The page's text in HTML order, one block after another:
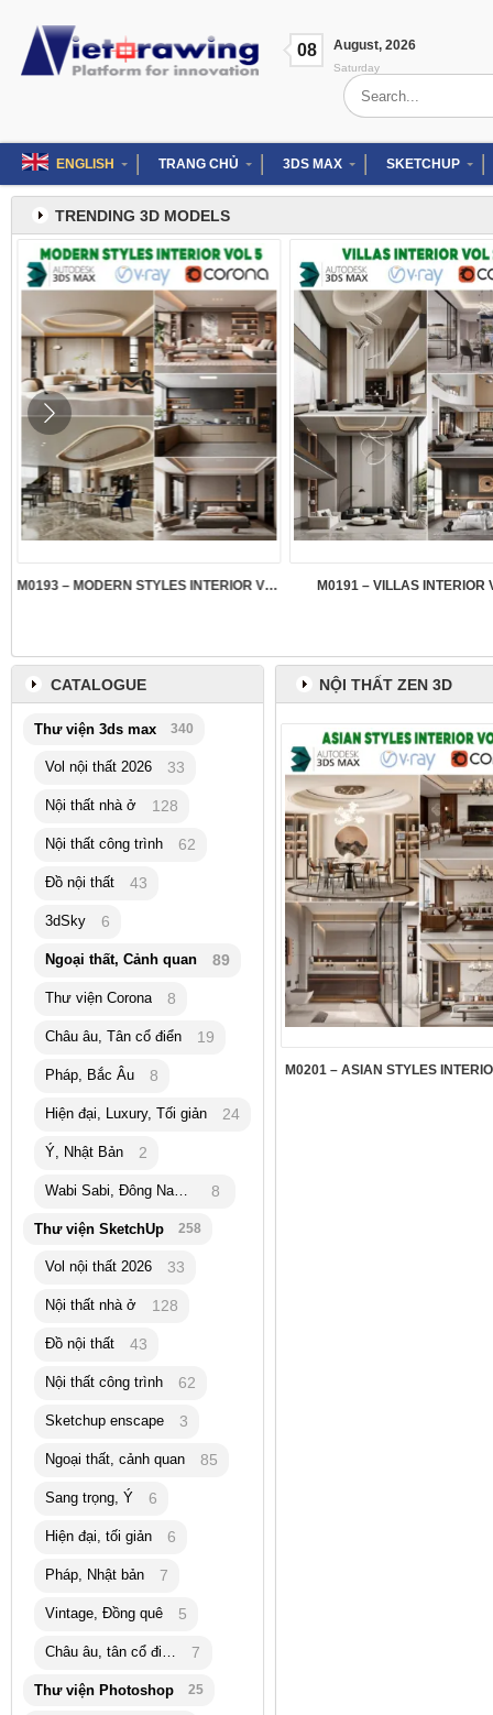
content
08 August, 2026
Saturday
Search
for:
ENGLISH TRANG CHỦ 3DS MAX SKETCHUP
TRENDING 3D MODELS
M0193 – MODERN STYLES INTERIOR VOL.5 M0191 – VILLAS INTERIOR
NỘI THẤT ZEN 3D
M0201 – ASIAN STYLES
CATALOGUE
Thư viện 3ds max 340
Vol nội thất 2026 33
Nội thất nhà ở 128
Nội thất công trình 62
Đồ nội thất 43
3dSky 6
Ngoại thất, Cảnh quan 89
Thư viện Corona 8
Châu âu, Tân cổ điển 19
Pháp, Bắc Âu 8
Hiện đại, Luxury, Tối giản 24
Ý, Nhật Bản 2
Wabi Sabi, Đông Nam Á 8
Thư viện SketchUp 258
Vol nội thất 2026 33
Nội thất nhà ở 128
Đồ nội thất 43
Nội thất công trình 62
Sketchup enscape 3
Ngoại thất, cảnh quan 85
Sang trọng, Ý 6
Hiện đại, tối giản 6
Pháp, Nhật bản 7
Vintage, Đồng quê 5
Châu âu, tân cổ điển 7
Thư viện Photoshop 25